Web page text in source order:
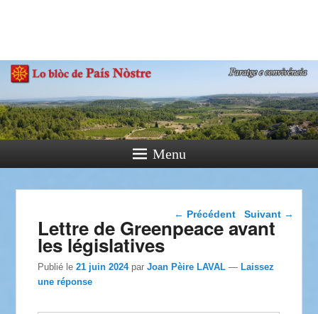
Paratge e Convivència
Menu
Navigation dans les
articles
← Précédent Suivant →
Lettre de Greenpeace avant
les législatives
Publié le21 juin 2024 parJoan Pèire LAVAL —Laissez
une réponse